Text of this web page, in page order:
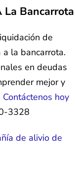
Bancarrota
de
la bancarrota.
en deudas
mejor y
Contáctenos hoy
3328
de alivio de